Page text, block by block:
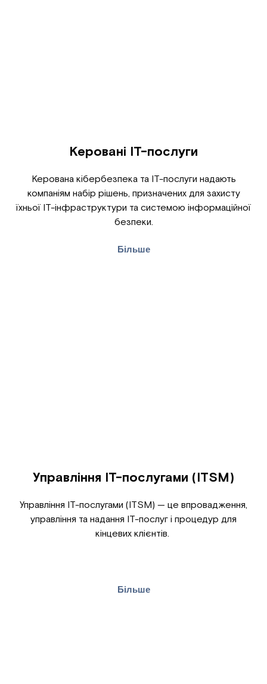
Керовані ІТ-послуги
Керована кібербезпека та ІТ-послуги надають
компаніям набір рішень, призначених для захисту
їхньої ІТ-інфраструктури та системою інформаційної
безпеки.
Більше
Управління ІТ-послугами (ITSM)
Управління ІТ-послугами (ITSM) — це впровадження,
управління та надання ІТ-послуг і процедур для
кінцевих клієнтів.
Більше